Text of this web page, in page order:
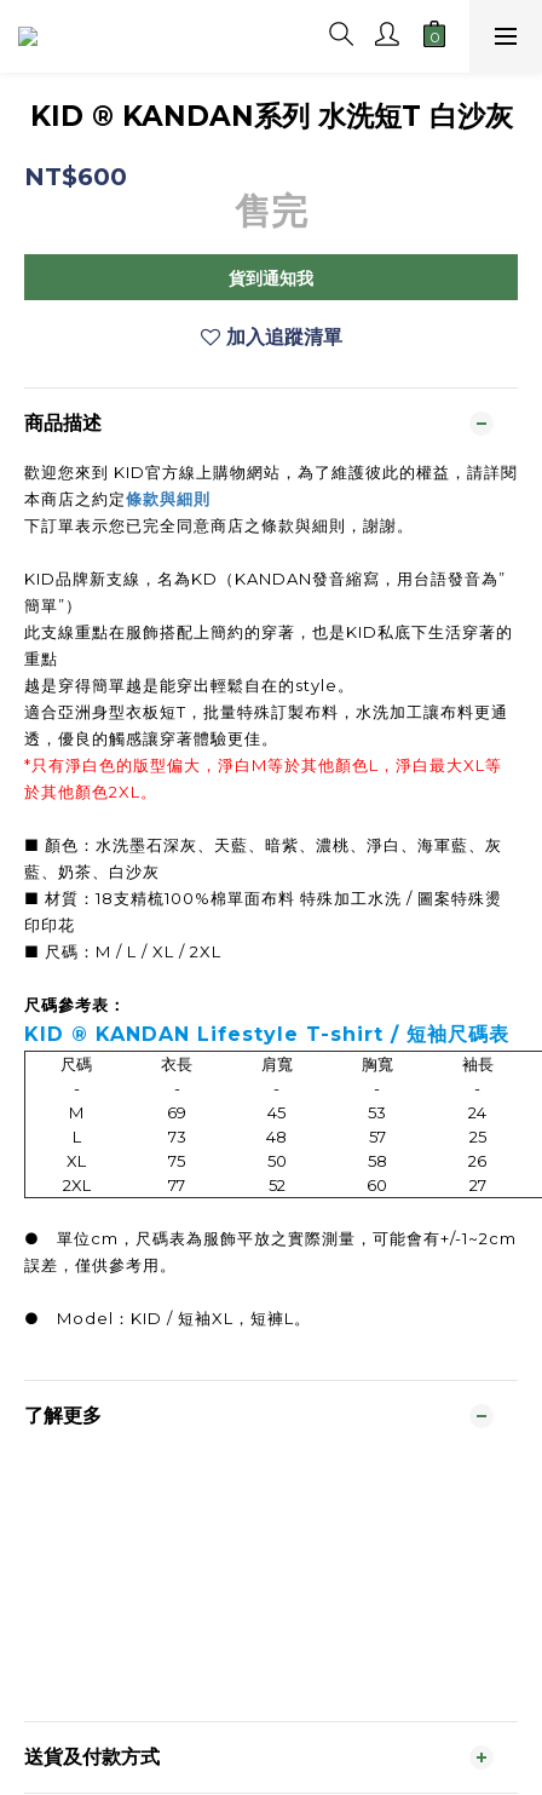
KID ® KANDAN系列 水洗短T 白沙灰
NT$600
售完
貨到通知我
加入追蹤清單
商品描述
歡迎您來到 KID官方線上購物網站，為了維護彼此的權益，請詳閱
本商店之約定條款與細則
下訂單表示您已完全同意商店之條款與細則，謝謝。
KID品牌新支線，名為KD（KANDAN發音縮寫，用台語發音為”
簡單”）
此支線重點在服飾搭配上簡約的穿著，也是KID私底下生活穿著的
重點
越是穿得簡單越是能穿出輕鬆自在的style。
適合亞洲身型衣板短T，批量特殊訂製布料，水洗加工讓布料更通
透，優良的觸感讓穿著體驗更佳。
*只有淨白色的版型偏大，淨白M等於其他顏色L，淨白最大XL等
於其他顏色2XL。
■ 顏色：水洗墨石深灰、天藍、暗紫、濃桃、淨白、海軍藍、灰
藍、奶茶、白沙灰
■ 材質：18支精梳100%棉單面布料 特殊加工水洗 / 圖案特殊燙
印印花
■ 尺碼：M / L / XL / 2XL
尺碼參考表：
KID ® KANDAN Lifestyle T-shirt / 短袖尺碼表
尺碼 衣長 肩寬 胸寬
袖長
-
- - -
-
M
69 45 53
24
L
73 48 57
25
XL
75 50 58
26
2XL
77 52 60 27
● 單位cm，尺碼表為服飾平放之實際測量，可能會有+/-1~2cm
誤差，僅供參考用。
● Model：KID / 短袖XL，短褲L。
了解更多
送貨及付款方式